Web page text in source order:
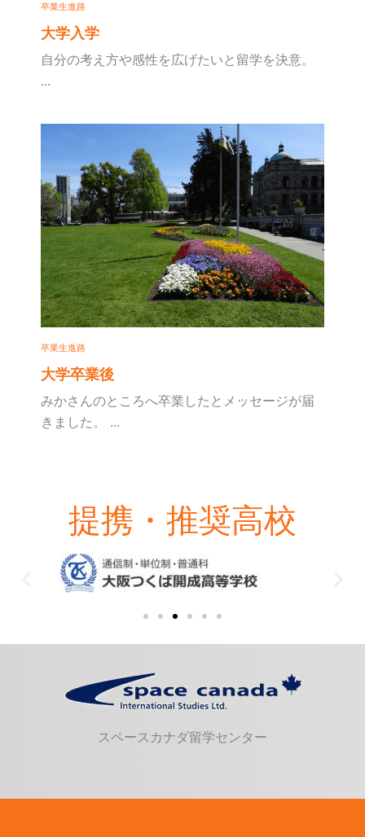
卒業生進路
大学入学
自分の考え方や感性を広げたいと留学を決意。
...
卒業生進路
大学卒業後
みかさんのところへ卒業したとメッセージが届
きました。 ...
提携・推奨高校
スペースカナダ留学センター